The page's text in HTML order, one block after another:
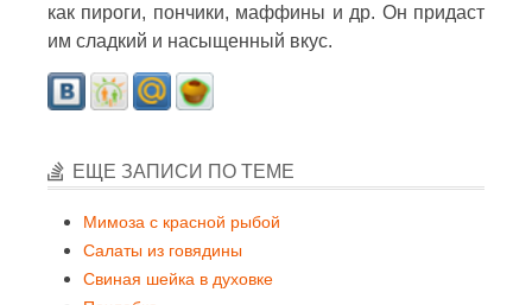
как пироги, пончики, маффины и др. Он придаст
им сладкий и насыщенный вкус.
ЕЩЕ ЗАПИСИ ПО ТЕМЕ
Мимоза с красной рыбой
Салаты из говядины
Свиная шейка в духовке